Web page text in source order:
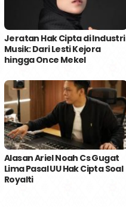
Jeratan Hak Cipta di Industri
Musik: Dari Lesti Kejora
hingga Once Mekel
Alasan Ariel Noah Cs Gugat
Lima Pasal UU Hak Cipta Soal
Royalti